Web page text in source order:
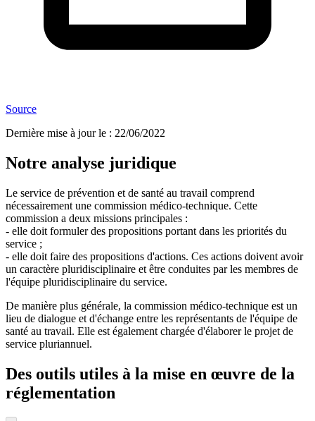
Source
Dernière mise à jour le : 22/06/2022
Notre analyse juridique
Le service de prévention et de santé au travail comprend
nécessairement une commission médico-technique. Cette
commission a deux missions principales :
- elle doit formuler des propositions portant dans les priorités du
service ;
- elle doit faire des propositions d'actions. Ces actions doivent avoir
un caractère pluridisciplinaire et être conduites par les membres de
l'équipe pluridisciplinaire du service.
De manière plus générale, la commission médico-technique est un
lieu de dialogue et d'échange entre les représentants de l'équipe de
santé au travail. Elle est également chargée d'élaborer le projet de
service pluriannuel.
Des outils utiles à la mise en œuvre de la
réglementation